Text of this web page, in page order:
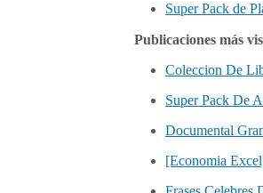
Super Pack de
Publicaciones más
Coleccion De
Super Pack De
Documental
[Economia